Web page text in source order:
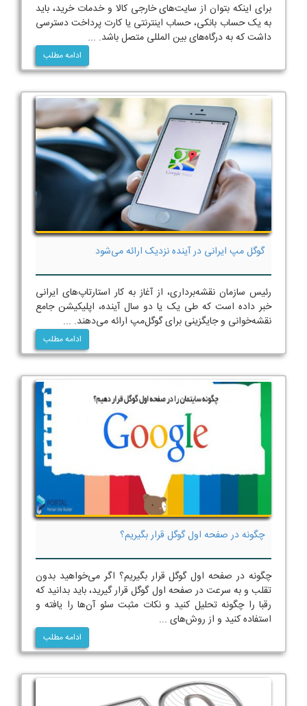
برای اینکه بتوان از سایت‌های خارجی کالا و خدمات خرید، باید
به یک حساب بانکی، حساب اینترنتی یا کارت پرداخت دسترسی
داشت که به درگاه‌های بین المللی متصل باشد. ...
ادامه مطلب
گوگل مپ ایرانی در آینده نزدیک ارائه می‌شود
رئیس سازمان نقشه‌برداری، از آغاز به کار استارتاپ‌های ایرانی
خبر داده است که طی یک یا دو سال آینده، اپلیکیشن جامع
نقشه‌خوانی و جایگزینی برای گوگل‌مپ ارائه می‌دهند. ...
ادامه مطلب
چگونه در صفحه اول گوگل قرار بگیریم؟
چگونه در صفحه اول گوگل قرار بگیریم؟ اگر می‌خواهید بدون
تقلب و به سرعت در صفحه اول گوگل قرار گیرید، باید بدانید که
رقبا را چگونه تحلیل کنید و نکات مثبت سئو آن‌ها را یافته و
استفاده کنید و از روش‌های ...
ادامه مطلب